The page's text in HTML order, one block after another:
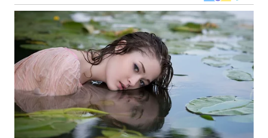
BALI
WN
KALBAR
WN
KALTENG
WN